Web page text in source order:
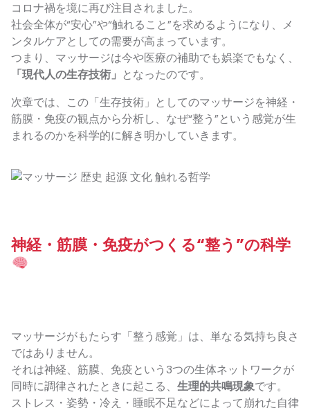
コロナ禍を境に再び注目されました。
社会全体が“安心”や“触れること”を求めるようになり、メ
ンタルケアとしての需要が高まっています。
つまり、マッサージは今や医療の補助でも娯楽でもなく、
「現代人の生存技術」 となったのです。
次章では、この「生存技術」としてのマッサージを神経・
筋膜・免疫の観点から分析し、なぜ“整う”という感覚が生
まれるのかを科学的に解き明かしていきます。
神経・筋膜・免疫がつくる“整う”の科学
マッサージがもたらす「整う感覚」は、単なる気持ち良さ
ではありません。
それは神経、筋膜、免疫という3つの生体ネットワークが
同時に調律されたときに起こる、 生理的共鳴現象です。
ストレス・姿勢・冷え・睡眠不足などによって崩れた自律